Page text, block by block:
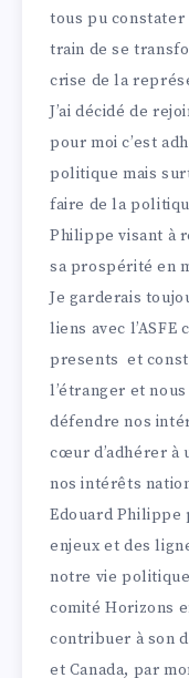
tous pu
train de se
crise de la
J’ai décidé de
pour moi c’est
politique mais
faire de la
Philippe visant à
sa prospérité en
Je garderais
liens avec
presents et
l’étranger et
défendre nos
cœur d’adhérer à
nos intérêts
Edouard Philippe
enjeux et des
notre vie
comité Horizons
contribuer à son
et Canada, par